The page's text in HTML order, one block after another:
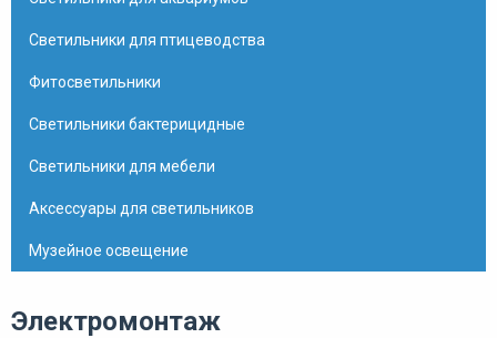
Светильники для птицеводства
Фитосветильники
Светильники бактерицидные
Светильники для мебели
Аксессуары для светильников
Музейное освещение
Электромонтаж